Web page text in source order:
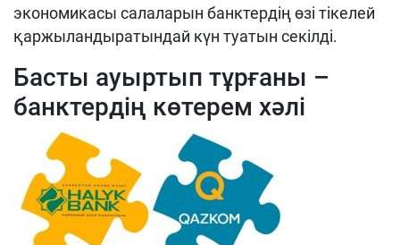
экономикасы салаларын банктердің өзі тікелей
қаржыландыратындай күн туатын секілді.
Басты ауыртып тұрғаны –
банктердің көтерем хәлі